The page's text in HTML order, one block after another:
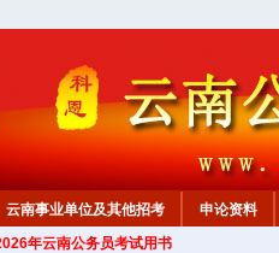
云南事业单位及其他招考
申论资料
年云南公务员考试用书